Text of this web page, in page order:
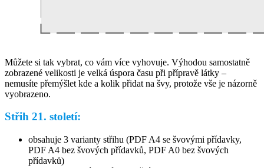
Můžete si tak vybrat, co vám více vyhovuje. Výhodou samostatně
zobrazené velikosti je velká úspora času při přípravě látky –
nemusíte přemýšlet kde a kolik přidat na švy, protože vše je názorně
vyobrazeno.
Střih 21. století:
obsahuje 3 varianty střihu (PDF A4 se švovými přídavky,
PDF A4 bez švových přídavků, PDF A0 bez švových
přídavků)